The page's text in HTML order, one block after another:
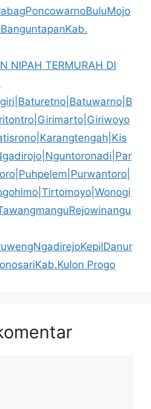
NIPAH TERMURAH DI
Progo